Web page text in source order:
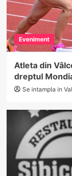
Eveniment
Atleta din
dreptul
Se intampla in